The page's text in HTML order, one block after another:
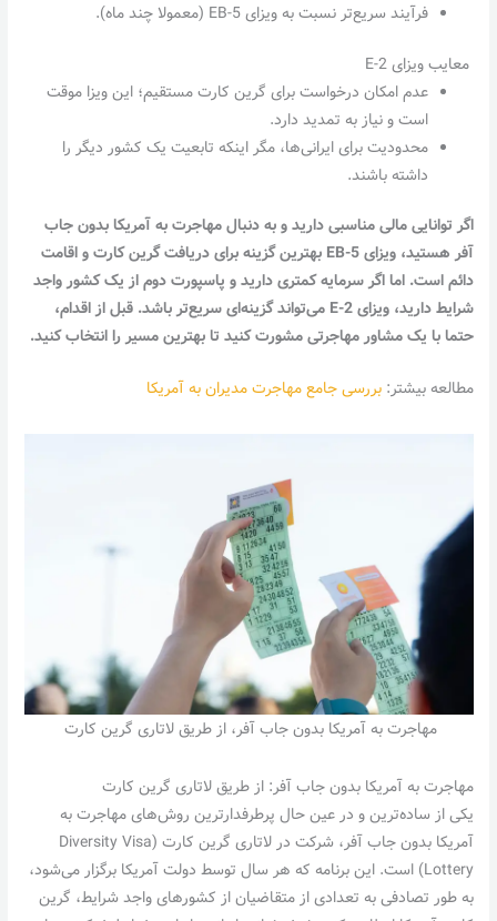
فرآیند سریع‌تر نسبت به ویزای EB-5 (معمولا چند ماه).
معایب ویزای E-2
عدم امکان درخواست برای گرین کارت مستقیم؛ این ویزا موقت
است و نیاز به تمدید دارد.
محدودیت برای ایرانی‌ها، مگر اینکه تابعیت یک کشور دیگر را
داشته باشند.
اگر توانایی مالی مناسبی دارید و به دنبال مهاجرت به آمریکا بدون جاب
آفر هستید، ویزایEB-5 بهترین گزینه برای دریافت گرین کارت و اقامت
دائم است. اما اگر سرمایه کمتری دارید و پاسپورت دوم از یک کشور واجد
شرایط دارید، ویزایE-2 می‌تواند گزینه‌ای سریع‌تر باشد. قبل از اقدام،
حتما با یک مشاور مهاجرتی مشورت کنید تا بهترین مسیر را انتخاب کنید.
مطالعه بیشتر:بررسی جامع مهاجرت مدیران به آمریکا
مهاجرت به آمریکا بدون جاب آفر، از طریق لاتاری گرین کارت
مهاجرت به آمریکا بدون جاب آفر: از طریق لاتاری گرین کارت
یکی از ساده‌ترین و در عین حال پرطرفدارترین روش‌های مهاجرت به
آمریکا بدون جاب آفر، شرکت در لاتاری گرین کارت (Diversity Visa
Lottery) است. این برنامه که هر سال توسط دولت آمریکا برگزار می‌شود،
به طور تصادفی به تعدادی از متقاضیان از کشورهای واجد شرایط، گرین